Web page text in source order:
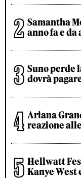
Samantha
anno fa e
Suno perde
dovrà
Ariana
reazione
Hellwatt
Kanye West